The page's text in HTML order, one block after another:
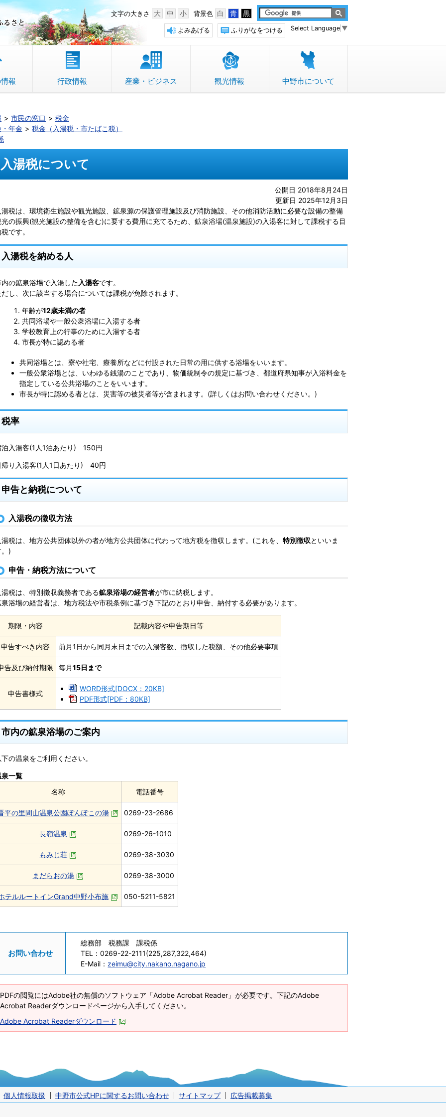
中野市 「故郷」のふるさと 背景色 白 青 黒
文字の大きさ 大 中 小
Select Language ▼
ふりがなをつける
よみあげる
報 行政情報 産業・ビジネス 観光情報 中野市について
市民の窓口
税金
年金
税金（入湯税・市たばこ税）
入湯税について
公開日 2018年8月24日
更新日 2025年12月3日
湯税は、環境衛生施設や観光施設、鉱泉源の保護管理施設及び消防施設、その他消防活動に必要な設備の整備
光の振興(観光施設の整備を含む)に要する費用に充てるため、鉱泉浴場(温泉施設)の入湯客に対して課税する目
です。
入湯税を納める人
内の鉱泉浴場で入湯した 入湯客です。
し、次に該当する場合については課税が免除されます。
年齢が12歳未満の者
共同浴場や一般公衆浴場に入湯する者
学校教育上の行事のために入湯する者
市長が特に認める者
共同浴場とは、寮や社宅、療養所などに付設された日常の用に供する浴場をいいます。
一般公衆浴場とは、いわゆる銭湯のことであり、物価統制令の規定に基づき、都道府県知事が入浴料金を
指定している公共浴場のことをいいます。
市長が特に認める者とは、災害等の被災者等が含まれます。(詳しくはお問い合わせください。)
税率
泊入湯客(1人1泊あたり) 150円
帰り入湯客(1人1日あたり) 40円
申告と納税について
入湯税の徴収方法
湯税は、地方公共団体以外の者が地方公共団体に代わって地方税を徴収します。(これを、 特別徴収といいま
)
申告・納税方法について
湯税は、特別徴収義務者である鉱泉浴場の経営者が市に納税します。
泉浴場の経営者は、地方税法や市税条例に基づき下記のとおり申告、納付する必要があります。
期限・内容 記載内容や申告期日等
申告すべき内容 前月1日から同月末日までの入湯客数、徴収した税額、その他必要事項
告及び納付期限 毎月15日まで
申告書様式
WORD形式[DOCX：20KB]
PDF形式[PDF：80KB]
市内の鉱泉浴場のご案内
の温泉をご利用ください。
名称 電話番号
泉一覧
平の里間山温泉公園ぽんぽこの湯 0269-23-2686
長嶺温泉 0269-26-1010
もみじ荘 0269-38-3030
まだらおの湯 0269-38-3000
テルルートインGrand中野小布施 050-5211-5821
お問い合わせ
総務部 税務課 課税係
TEL：0269-22-2111(225,287,322,464)
E-Mail： zeimu@city.nakano.nagano.jp
PDFの閲覧にはAdobe社の無償のソフトウェア「Adobe Acrobat Reader」が必要です。下記のAdobe
Acrobat Readerダウンロードページから入手してください。
Adobe Acrobat Readerダウンロード
個人情報取扱 中野市公式HPに関するお問い合わせ サイトマップ 広告掲載募集